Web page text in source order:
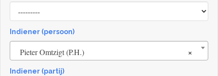
[invalid
name]
Indiener (persoon)
×
Pieter Omtzigt (P.H.)
Indiener (partij)